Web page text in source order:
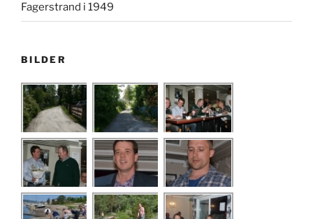
Fagerstrand i 1949
BILDER